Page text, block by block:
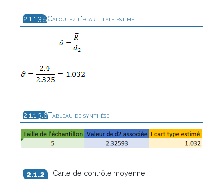
Calculez l'écart-type estimé
Tableau de synthèse
Carte de contrôle moyenne